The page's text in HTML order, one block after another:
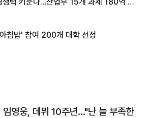
침밥' 참여 200개 대학 선정
임영웅, 데뷔 10주년…"난 늘 부족한